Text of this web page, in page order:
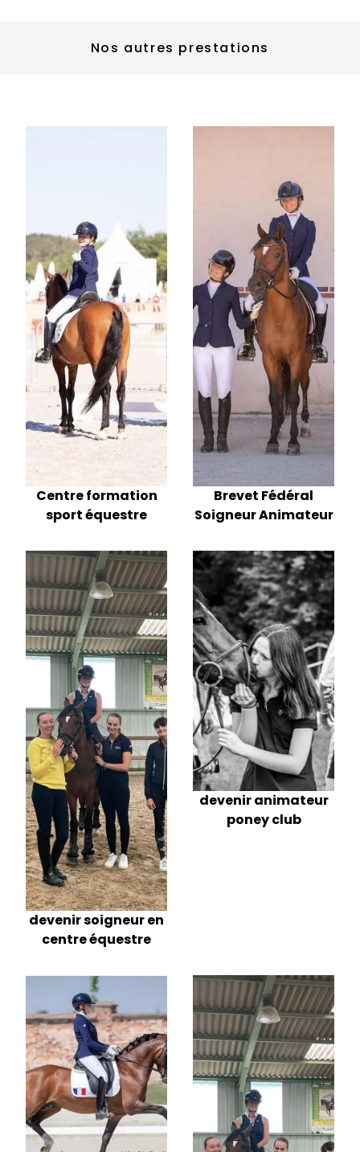
Nos autres prestations
Centre formation
sport équestre
Brevet Fédéral
Soigneur Animateur
devenir soigneur en
centre équestre
devenir animateur
poney club